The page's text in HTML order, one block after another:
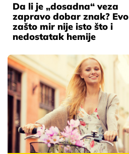
Da li je „dosadna“ veza
zapravo dobar znak? Evo
zašto mir nije isto što i
nedostatak hemije